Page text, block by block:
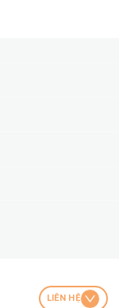
LIÊN HỆ